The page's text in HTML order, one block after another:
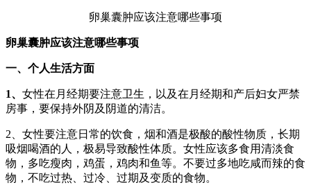
卵巢囊肿应该注意哪些事项
卵巢囊肿应该注意哪些事项
一、个人生活方面
1、 女性在月经期要注意卫生，以及在月经期和产后妇女严禁
房事，要保持外阴及阴道的清洁。
2、女性要注意日常的饮食，烟和酒是极酸的酸性物质，长期
吸烟喝酒的人，极易导致酸性体质。女性应该多食用清淡食
物，多吃瘦肉，鸡蛋，鸡肉和鱼等。不要过多地吃咸而辣的食
物，不吃过热、过冷、过期及变质的食物。